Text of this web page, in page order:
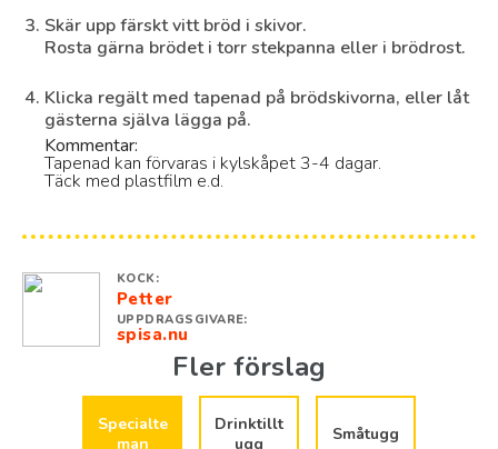
Skär upp färskt vitt bröd i skivor.
Rosta gärna brödet i torr stekpanna eller i brödrost.
Klicka regält med tapenad på brödskivorna, eller låt
gästerna själva lägga på.
Kommentar:
Tapenad kan förvaras i kylskåpet 3-4 dagar.
Täck med plastfilm e.d.
KOCK:
Petter
UPPDRAGSGIVARE:
spisa.nu
Fler förslag
Specialte
man
Drinktillt
ugg
Småtugg